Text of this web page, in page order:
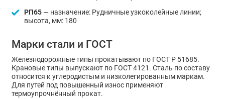
РП65— назначение: Рудничные узкоколейные линии;
высота, мм: 180
Марки стали и ГОСТ
Железнодорожные типы прокатывают по ГОСТ Р 51685.
Крановые типы выпускают по ГОСТ 4121. Сталь по составу
относится к углеродистым и низколегированным маркам.
Для путей под повышенный износ применяют
термоупрочнённый прокат.